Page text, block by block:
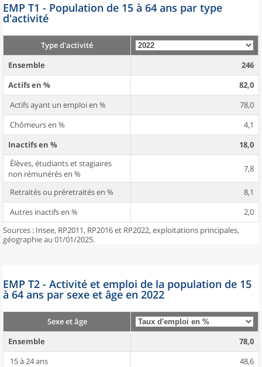
EMP T1 - Population de 15 à 64 ans par type
d'activité
Type d'activité
Ensemble
246
Actifs en %
82,0
Actifs ayant un emploi en %
78,0
Chômeurs en %
4,1
Inactifs en %
18,0
Élèves, étudiants et stagiaires
non rémunérés en %
7,8
Retraités ou préretraités en %
8,1
Autres inactifs en %
2,0
Sources : Insee, RP2011, RP2016 et RP2022, exploitations principales,
géographie au 01/01/2025.
EMP T2 - Activité et emploi de la population de 15
à 64 ans par sexe et âge en 2022
Sexe et âge
Ensemble
78,0
15 à 24 ans
48,6